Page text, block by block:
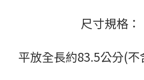
尺寸規格：
平放全長約83.5公分(